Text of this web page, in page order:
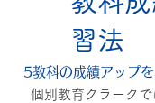
習法
5教科の成績アップ
個別教育クラーク